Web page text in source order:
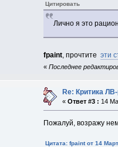
Цитировать
Лично я это
fpaint, прочтите эти
« Последнее
Re: Критика
«Ответ #3 : 14
Пожалуй, возражу
Цитата: fpaint от 14